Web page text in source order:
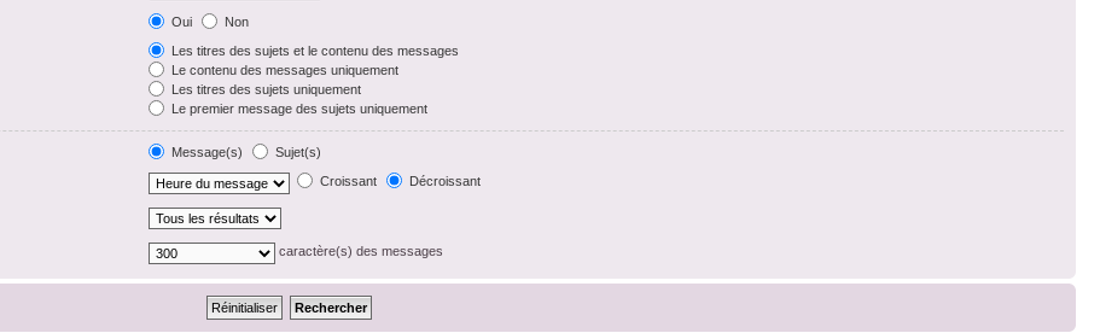
Oui
Non
Les titres des sujets et le contenu des messages
Le contenu des messages uniquement
Les titres des sujets uniquement
Le premier message des sujets uniquement
Message(s)
Sujet(s)
Croissant Décroissant
caractère(s) des messages